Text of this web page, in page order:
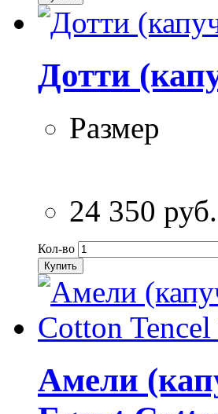
Дотти
Размер
24 350 руб.
Кол-во
Купить
Амели